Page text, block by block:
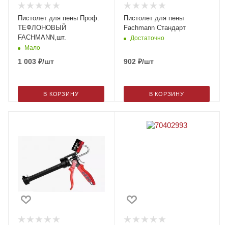
Пистолет для пены Проф.
ТЕФЛОНОВЫЙ
FACHMANN,шт.
Мало
1 003 ₽/шт
В КОРЗИНУ
Пистолет для пены
Fachmann Стандарт
Достаточно
902 ₽/шт
В КОРЗИНУ